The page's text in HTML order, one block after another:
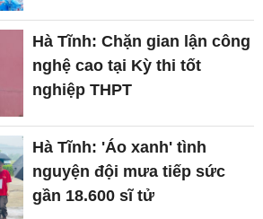
Hà Tĩnh: Chặn gian lận công
nghệ cao tại Kỳ thi tốt
nghiệp THPT
Hà Tĩnh: 'Áo xanh' tình
nguyện đội mưa tiếp sức
gần 18.600 sĩ tử